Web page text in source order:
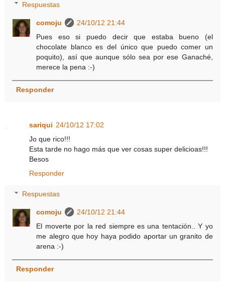
Respuestas
comoju
24/10/12 21:44
Pues eso si puedo decir que estaba bueno (el
chocolate blanco es del único que puedo comer un
poquito), así que aunque sólo sea por ese Ganaché,
merece la pena :-)
Responder
sariqui 24/10/12 17:02
Jo que rico!!!
Esta tarde no hago más que ver cosas super delicioas!!!
Besos
Responder
Respuestas
comoju
24/10/12 21:44
El moverte por la red siempre es una tentación.. Y yo
me alegro que hoy haya podido aportar un granito de
arena :-)
Responder